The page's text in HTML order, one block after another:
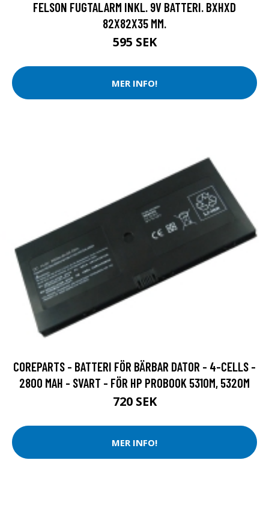
FELSON FUGTALARM INKL. 9V BATTERI. BXHXD
82X82X35 MM.
595 SEK
MER INFO!
COREPARTS - BATTERI FÖR BÄRBAR DATOR - 4-CELLS -
2800 MAH - SVART - FÖR HP PROBOOK 5310M, 5320M
720 SEK
MER INFO!